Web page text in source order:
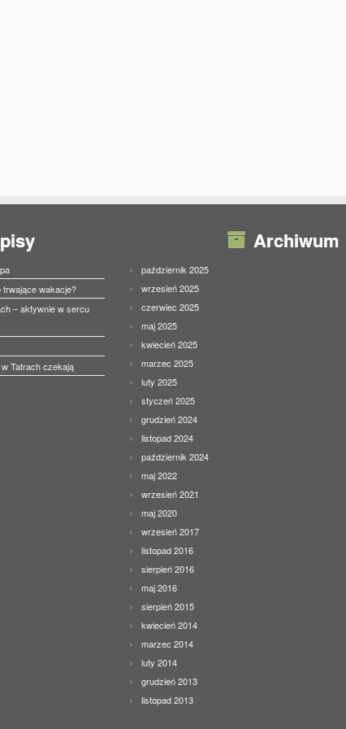
wakacje?
– aktywnie w sercu
Tatrach czekają
Archiwum
październik 2025
wrzesień 2025
czerwiec 2025
maj 2025
kwiecień 2025
marzec 2025
luty 2025
styczeń 2025
grudzień 2024
listopad 2024
październik 2024
maj 2022
wrzesień 2021
maj 2020
wrzesień 2017
listopad 2016
sierpień 2016
maj 2016
sierpień 2015
kwiecień 2014
marzec 2014
luty 2014
grudzień 2013
listopad 2013